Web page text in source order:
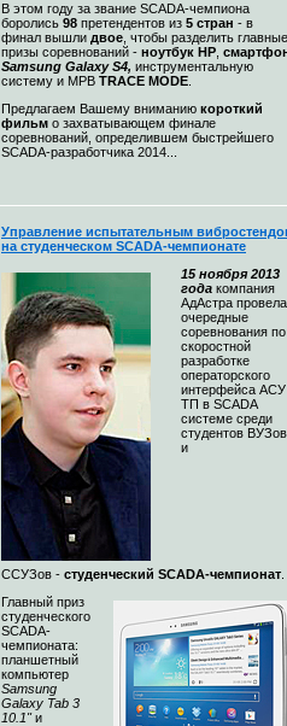
В этом году за звание SCADA-чемпиона
боролись 98 претендентов из 5 стран - в
финал вышли двое , чтобы разделить главные
призы соревнований - ноутбук HP
Samsung Galaxy S4, инструментальную
систему и МРВ TRACE MODE
Предлагаем Вашему вниманию короткий
фильм о захватывающем финале
соревнований, определившем быстрейшего
SCADA-разработчика 2014...
Управление испытательным
на студенческом SCADA-чемпионате
15 ноября 2013
года компания
АдАстра провела
очередные
соревнования по
скоростной
разработке
операторского
интерфейса АСУ
ТП в SCADA
системе среди
студентов ВУЗов
и
ССУЗов - студенческий SCADA-чемпионат
Главный приз
студенческого
SCADA-
чемпионата:
планшетный
компьютер
Samsung
Galaxy Tab 3
10.1"и